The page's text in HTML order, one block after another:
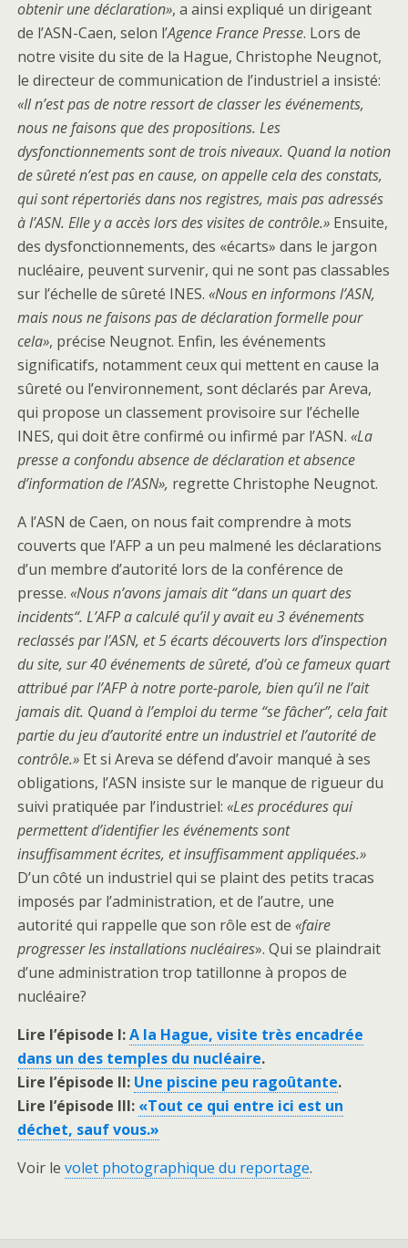
obtenir une déclaration», a ainsi expliqué un dirigeant
de l’ASN-Caen, selon l’Agence France Presse. Lors de
notre visite du site de la Hague, Christophe Neugnot,
le directeur de communication de l’industriel a insisté:
«Il n’est pas de notre ressort de classer les événements,
nous ne faisons que des propositions. Les
dysfonctionnements sont de trois niveaux. Quand la notion
de sûreté n’est pas en cause, on appelle cela des constats,
qui sont répertoriés dans nos registres, mais pas adressés
à l’ASN. Elle y a accès lors des visites de contrôle.» Ensuite,
des dysfonctionnements, des «écarts» dans le jargon
nucléaire, peuvent survenir, qui ne sont pas classables
sur l’échelle de sûreté INES. «Nous en informons l’ASN,
mais nous ne faisons pas de déclaration formelle pour
cela», précise Neugnot. Enfin, les événements
significatifs, notamment ceux qui mettent en cause la
sûreté ou l’environnement, sont déclarés par Areva,
qui propose un classement provisoire sur l’échelle
INES, qui doit être confirmé ou infirmé par l’ASN. «La
presse a confondu absence de déclaration et absence
d’information de l’ASN», regrette Christophe Neugnot.
A l’ASN de Caen, on nous fait comprendre à mots
couverts que l’AFP a un peu malmené les déclarations
d’un membre d’autorité lors de la conférence de
presse. «Nous n’avons jamais dit “dans un quart des
incidents“. L’AFP a calculé qu’il y avait eu 3 événements
reclassés par l’ASN, et 5 écarts découverts lors d’inspection
du site, sur 40 événements de sûreté, d’où ce fameux quart
attribué par l’AFP à notre porte-parole, bien qu’il ne l’ait
jamais dit. Quand à l’emploi du terme “se fâcher”, cela fait
partie du jeu d’autorité entre un industriel et l’autorité de
contrôle.» Et si Areva se défend d’avoir manqué à ses
obligations, l’ASN insiste sur le manque de rigueur du
suivi pratiquée par l’industriel: «Les procédures qui
permettent d’identifier les événements sont
insuffisamment écrites, et insuffisamment appliquées.»
D’un côté un industriel qui se plaint des petits tracas
imposés par l’administration, et de l’autre, une
autorité qui rappelle que son rôle est de «faire
progresser lesinstallations nucléaires». Qui se plaindrait
d’une administration trop tatillonne à propos de
nucléaire?
Lire l’épisode I:A la Hague, visite très encadrée
dans un des temples du nucléaire.
Lire l’épisode II: Une piscine peu ragoûtante.
Lire l’épisode III: «Tout ce qui entre ici est un
déchet, sauf vous.»
Voir le volet photographique du reportage.